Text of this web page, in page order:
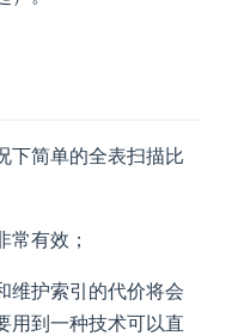
下简单的全表扫描比
常有效；
维护索引的代价将会
用到一种技术可以直